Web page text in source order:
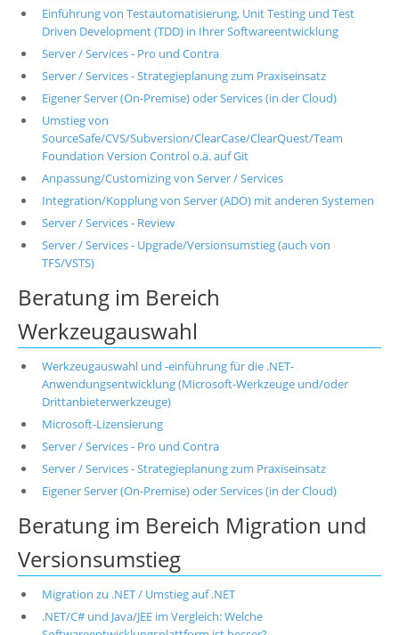
Einführung von Testautomatisierung, Unit Testing und Test
Driven Development (TDD) in Ihrer Softwareentwicklung
Server / Services - Pro und Contra
Server / Services - Strategieplanung zum Praxiseinsatz
Eigener Server (On-Premise) oder Services (in der Cloud)
Umstieg von
SourceSafe/CVS/Subversion/ClearCase/ClearQuest/Team
Foundation Version Control o.ä. auf Git
Anpassung/Customizing von Server / Services
Integration/Kopplung von Server (ADO) mit anderen Systemen
Server / Services - Review
Server / Services - Upgrade/Versionsumstieg (auch von
TFS/VSTS)
Beratung im Bereich
Werkzeugauswahl
Werkzeugauswahl und -einführung für die .NET-
Anwendungsentwicklung (Microsoft-Werkzeuge und/oder
Drittanbieterwerkzeuge)
Microsoft-Lizensierung
Server / Services - Pro und Contra
Server / Services - Strategieplanung zum Praxiseinsatz
Eigener Server (On-Premise) oder Services (in der Cloud)
Beratung im Bereich Migration und
Versionsumstieg
Migration zu .NET / Umstieg auf .NET
.NET/C# und Java/JEE im Vergleich: Welche